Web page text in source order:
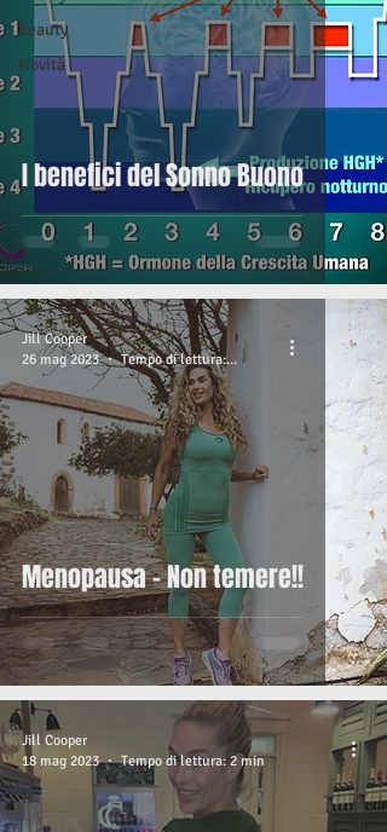
Beauty
Novità
I benefici del Sonno Buono
Menopausa - Non temere!!
Jill Cooper
26 mag 2023
Tempo di lettura: 2 min
Jill Cooper
18 mag 2023
Tempo di lettura: 2 min